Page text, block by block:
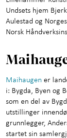
Undsets hjem
Aulestad og
Norsk
Maihaugen er
i: Bygda, Byen og
som en del av
utstillinger
grunnlegger,
startet sin